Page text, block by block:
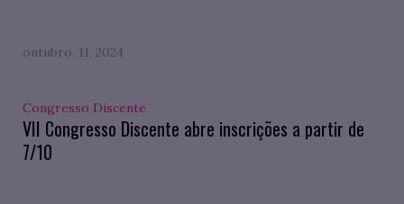
outubro. 11, 2024
Congresso Discente
VII Congresso Discente abre inscrições a partir de
7/10